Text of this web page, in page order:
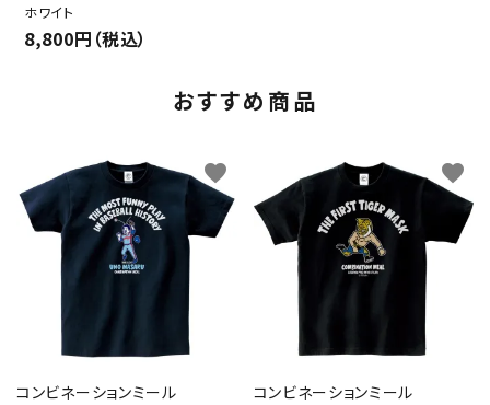
ホワイト
8,800円（税込）
おすすめ商品
コンビネーションミール
favorite
コンビネーションミール
favorite